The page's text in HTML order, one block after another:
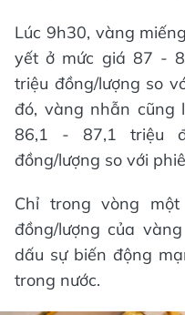
Lúc 9h30, vàng
yết ở mức giá 87 -
triệu đồng/lượng so
đó, vàng nhẫn cũng
86,1 - 87,1 triệu
đồng/lượng so với
Chỉ trong vòng
đồng/lượng của
dấu sự biến động
trong nước.